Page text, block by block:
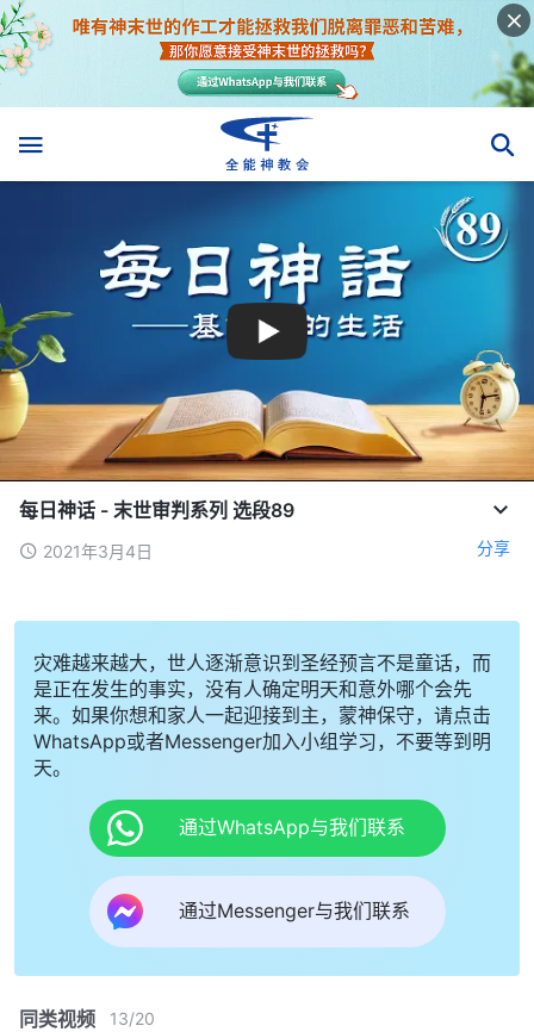
每日神话 - 末世审判系列 选段89
2021年3月4日 分享
灾难越来越大，世人逐渐意识到圣经预言不是童话，而
是正在发生的事实，没有人确定明天和意外哪个会先
来。如果你想和家人一起迎接到主，蒙神保守，请点击
WhatsApp或者Messenger加入小组学习，不要等到明
天。
通过WhatsApp与我们联系
通过Messenger与我们联系
同类视频 13/20